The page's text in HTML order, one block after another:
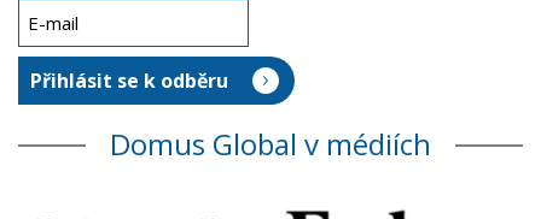
Domus Global v médiích